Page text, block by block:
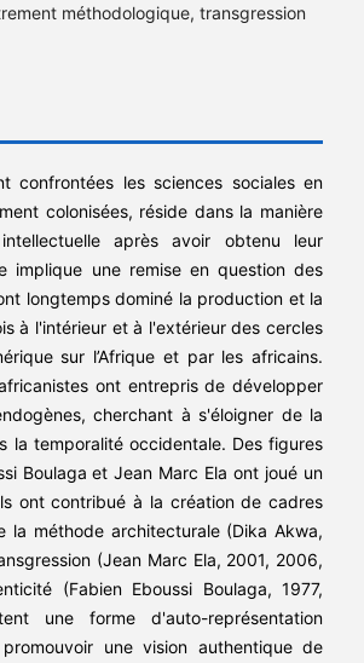
méthodologique, transgression
confrontées les sciences sociales en
colonisées, réside dans la manière
après avoir obtenu leur
implique une remise en question des
longtemps dominé la production et la
à l'intérieur et à l'extérieur des cercles
sur l’Afrique et par les africains.
ont entrepris de développer
cherchant à s'éloigner de la
la temporalité occidentale. Des figures
Boulaga et Jean Marc Ela ont joué un
ont contribué à la création de cadres
la méthode architecturale (Dika Akwa,
(Jean Marc Ela, 2001, 2006,
(Fabien Eboussi Boulaga, 1977,
une forme d'auto-représentation
une vision authentique de